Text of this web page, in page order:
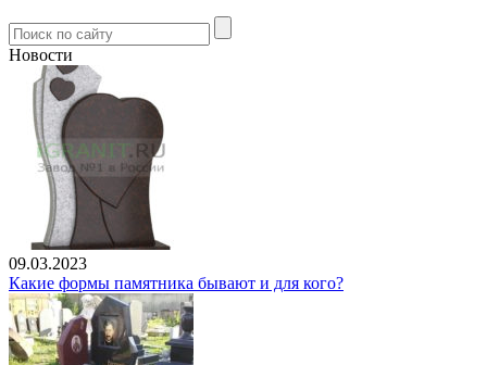
Новости
09.03.2023
Какие формы памятника бывают и для кого?